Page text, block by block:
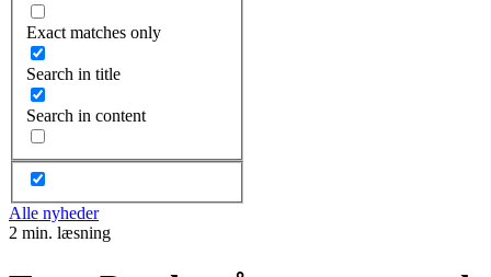
Exact matches only
Search in title
Search in content
Alle nyheder
2 min. læsning